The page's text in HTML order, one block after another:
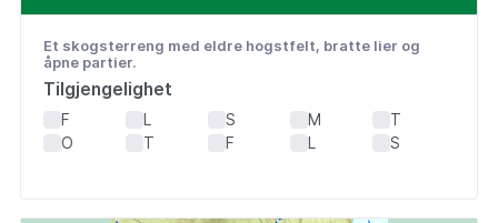
Et skogsterreng med eldre hogstfelt, bratte lier og
åpne partier.
Tilgjengelighet
F L S M
T
O
T F L S